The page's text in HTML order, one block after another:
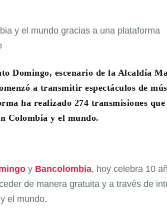
Domingo, escenario de la Alcaldía
a transmitir espectáculos de
ha realizado 274 transmisiones
Colombia y el mundo.
y Bancolombia, hoy celebra 10
de manera gratuita y a través de
el mundo.